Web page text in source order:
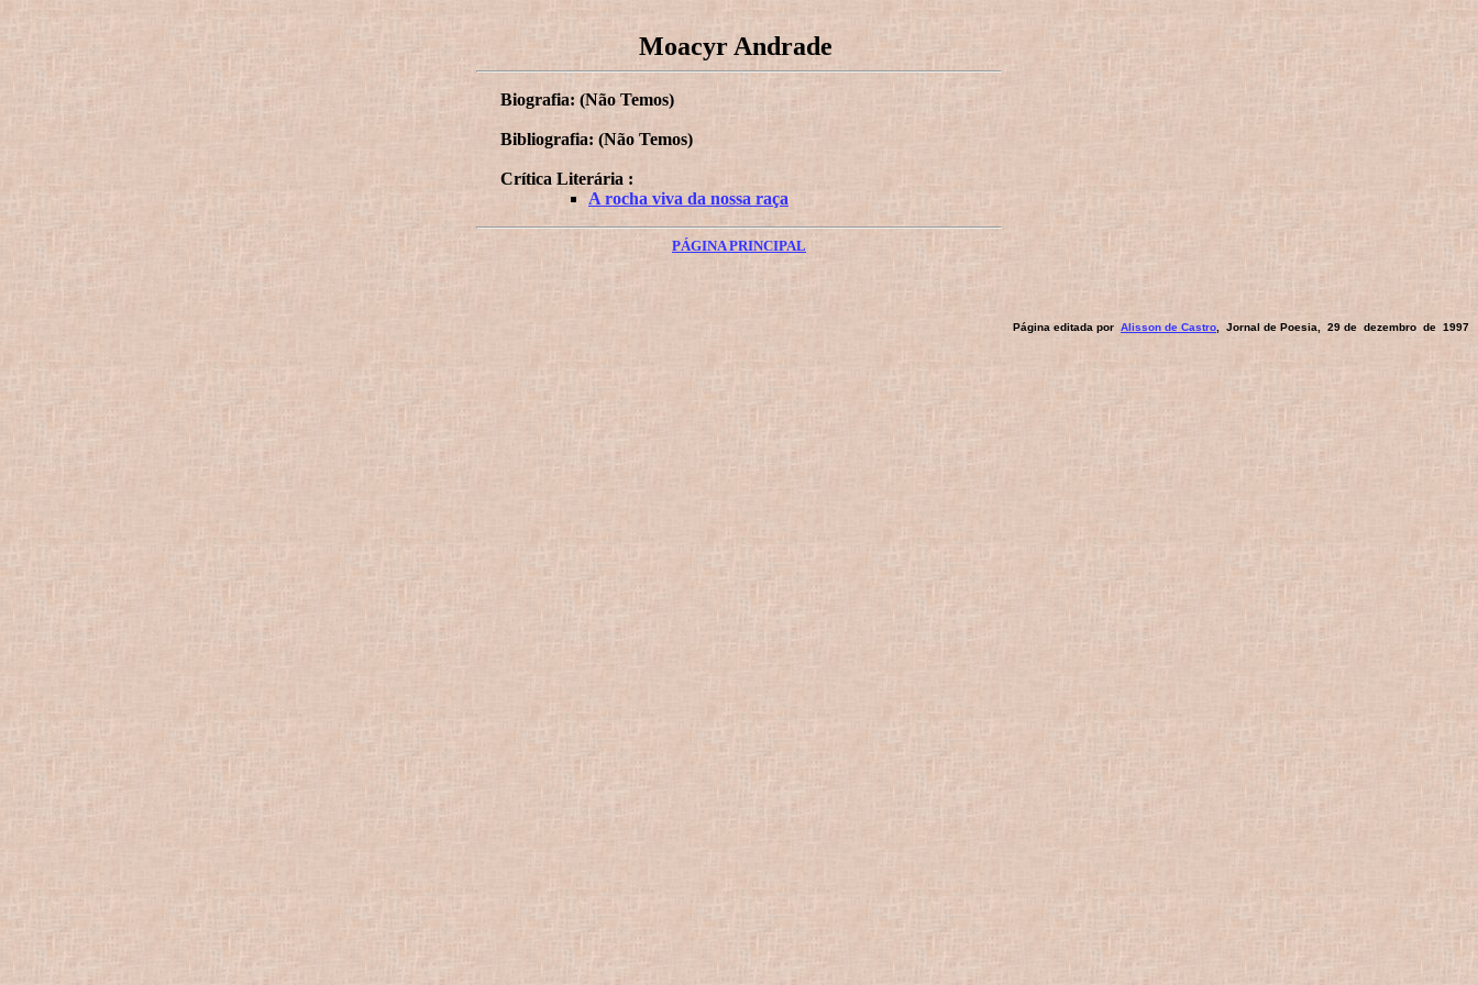
Moacyr Andrade
Biografia: (Não Temos)
Bibliografia: (Não Temos)
Crítica Literária :
A rocha viva da nossa raça
PÁGINA PRINCIPAL
Página editada por Alisson de Castro , Jornal de Poesia, 29 de dezembro de 1997